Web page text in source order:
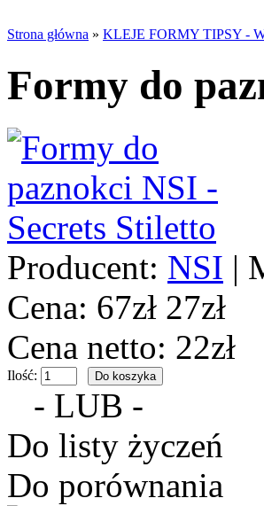
Strona główna » KLEJE FORMY TIPSY -
Formy do
Producent: NSI |
Cena: 67zł 27zł
Cena netto: 22zł
Ilość:
- LUB -
Do listy życzeń
Do porównania